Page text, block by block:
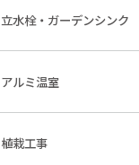
立水栓・ガーデンシンク
アルミ温室
植栽工事